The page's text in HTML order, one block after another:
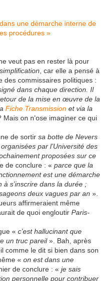
veut pas en rester là pour
, car elle a pensé à
des commissaires politiques :
dans chaque direction. Il
de la mise en œuvre de la
Fiche Transmission et via la
Mais on n'ose imaginer ce qui
de sortir sa botte de Nevers
par l’Université des
proposées sur ce
de conclure : « parce que la
est une démarche
s’inscrire dans la durée ;
deux vagues par an ».
affirmeraient même
de quoi engloutir Paris-
« c’est hallucinant que
un truc pareil». Bah, après
comme le dit si bien dans son
« on est dans une
de conclure : « je sais
personnelle pour contribuer